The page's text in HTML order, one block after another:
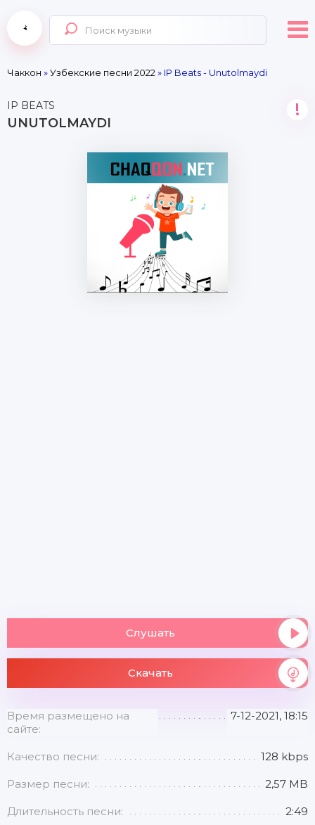
Чаккон »Узбекские песни 2022 » IP Beats - Unutolmaydi
IP BEATS
UNUTOLMAYDI
!
Слушать
Скачать
Время размещено на
сайте:
7-12-2021, 18:15
Качество песни: 128 kbps
Размер песни: 2,57 MB
Длительность песни: 2:49